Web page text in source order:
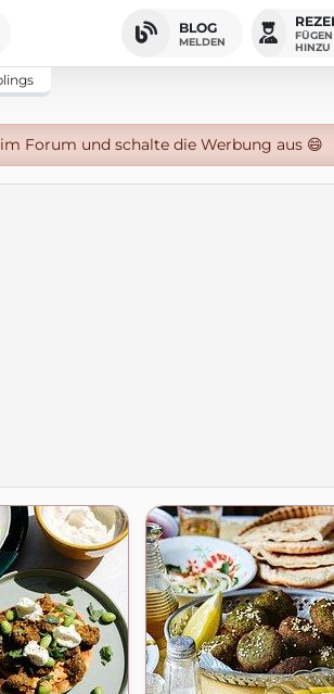
BLOG
MELDEN
HINZU
Forum und schalte die Werbung aus 😄